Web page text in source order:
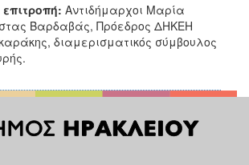
Αντιδήμαρχοι Μαρία
Βαρδαβάς, Πρόεδρος ΔΗΚΕΗ
διαμερισματικός σύμβουλος